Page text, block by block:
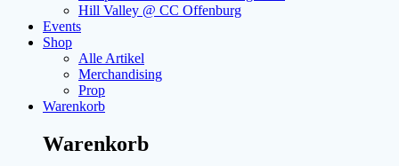
Hill Valley @ CC Offenburg
Events
Shop
Alle Artikel
Merchandising
Prop
Warenkorb
Warenkorb